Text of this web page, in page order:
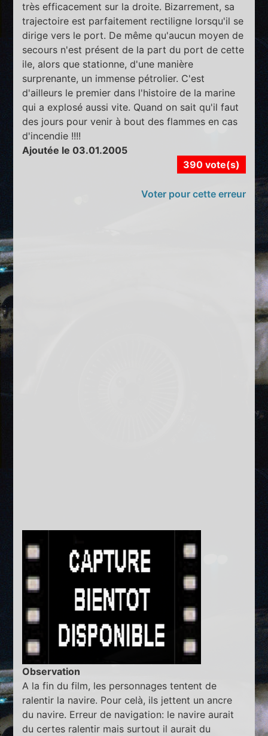
très efficacement sur la droite. Bizarrement, sa
trajectoire est parfaitement rectiligne lorsqu'il se
dirige vers le port. De même qu'aucun moyen de
secours n'est présent de la part du port de cette
ile, alors que stationne, d'une manière
surprenante, un immense pétrolier. C'est
d'ailleurs le premier dans l'histoire de la marine
qui a explosé aussi vite. Quand on sait qu'il faut
des jours pour venir à bout des flammes en cas
d'incendie !!!!
Ajoutée le 03.01.2005
390 vote(s)
Voter pour cette erreur
Observation
A la fin du film, les personnages tentent de
ralentir la navire. Pour celà, ils jettent un ancre
du navire. Erreur de navigation: le navire aurait
du certes ralentir mais surtout il aurait du